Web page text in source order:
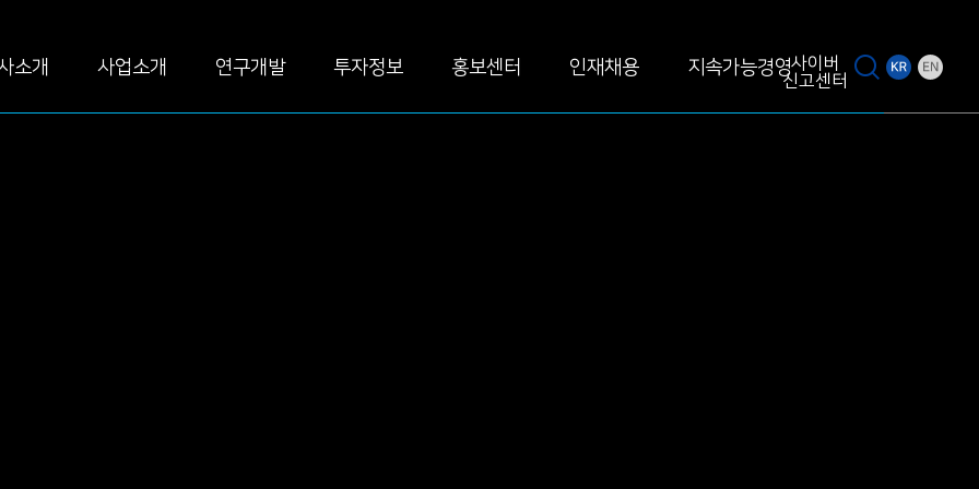
사이버
신고센터
소개 사업소개 연구개발 투자정보 홍보센터 인재채용 지속가능경영